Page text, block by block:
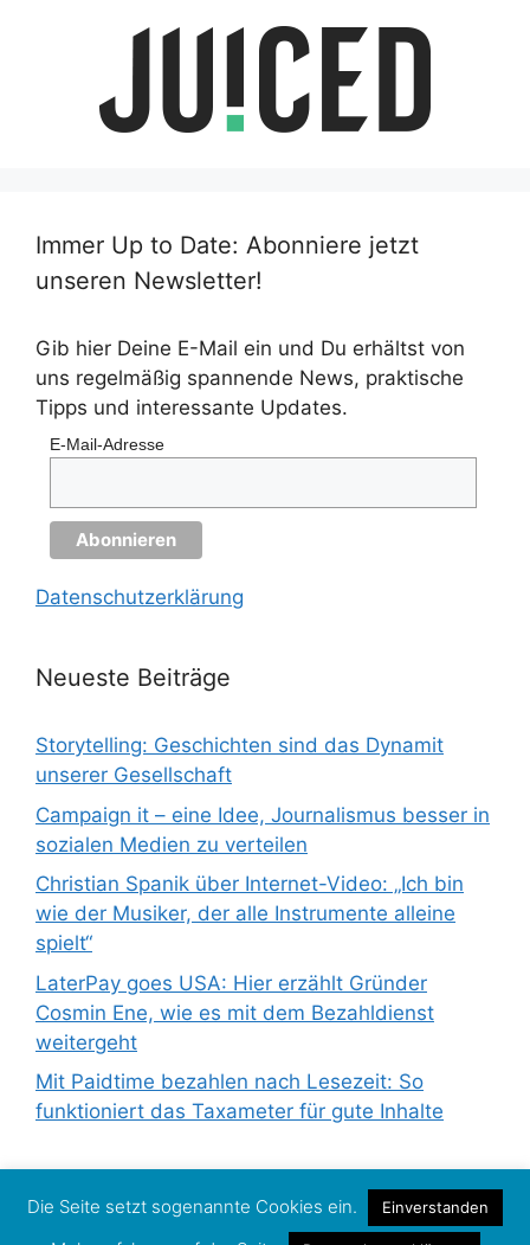
Immer Up to Date: Abonniere jetzt
unseren Newsletter!
Gib hier Deine E-Mail ein und Du erhältst von
uns regelmäßig spannende News, praktische
Tipps und interessante Updates.
E-Mail-Adresse
Datenschutzerklärung
Neueste Beiträge
Storytelling: Geschichten sind das Dynamit
unserer Gesellschaft
Campaign it – eine Idee, Journalismus besser in
sozialen Medien zu verteilen
Christian Spanik über Internet-Video: „Ich bin
wie der Musiker, der alle Instrumente alleine
spielt“
LaterPay goes USA: Hier erzählt Gründer
Cosmin Ene, wie es mit dem Bezahldienst
weitergeht
Mit Paidtime bezahlen nach Lesezeit: So
funktioniert das Taxameter für gute Inhalte
Die Seite setzt sogenannte Cookies ein. Einverstanden